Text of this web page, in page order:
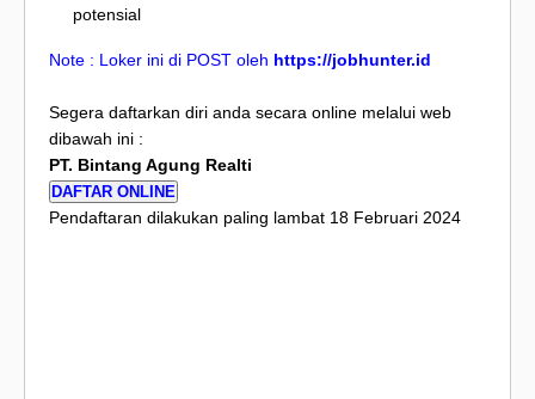
potensial
Note : Loker ini di POST oleh https://jobhunter.id
Segera daftarkan diri anda secara online melalui web
dibawah ini :
PT. Bintang Agung Realti
DAFTAR ONLINE
Pendaftaran dilakukan paling lambat 18 Februari 2024